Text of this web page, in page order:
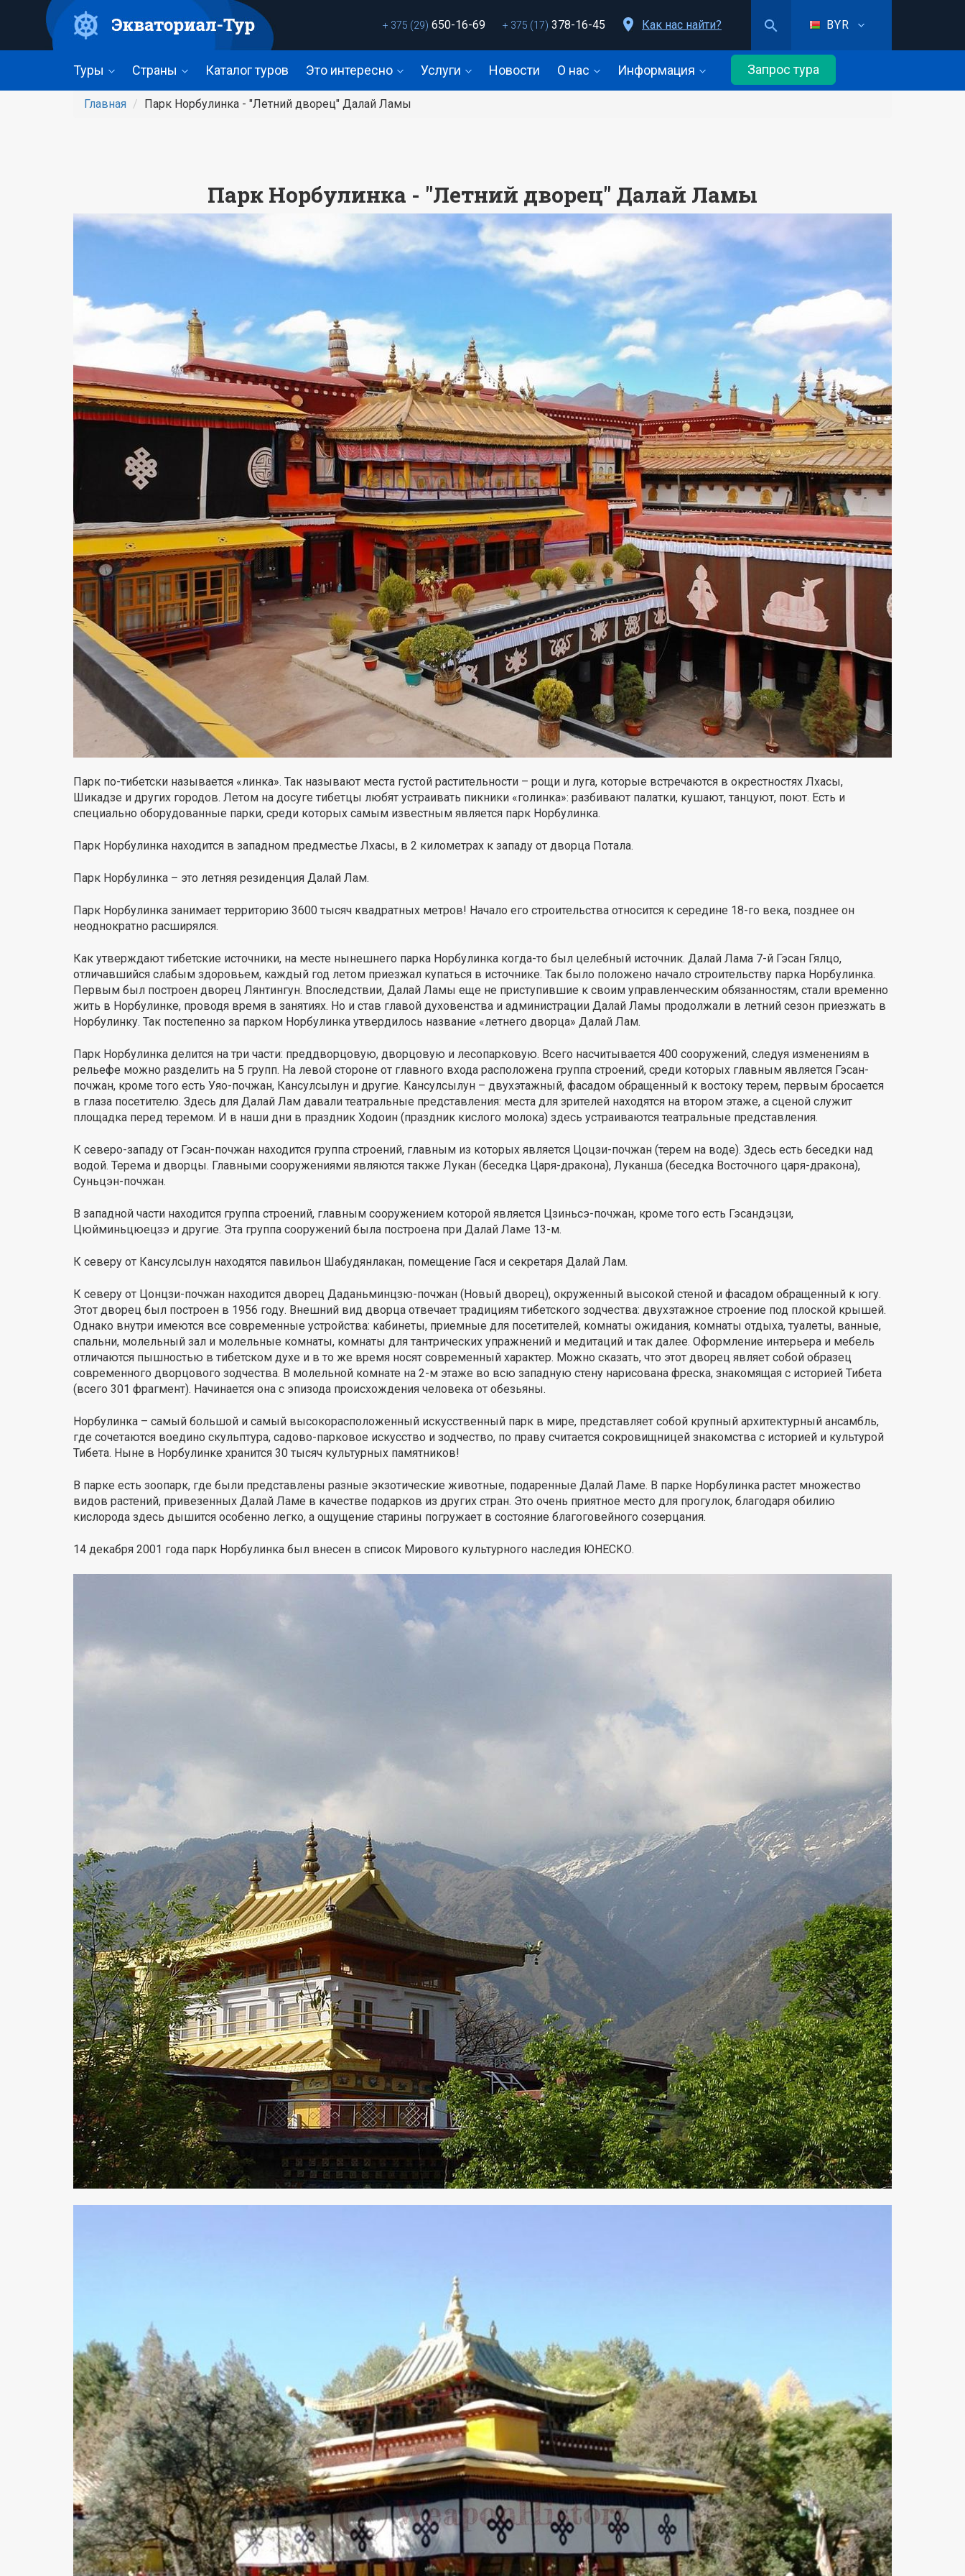
основному
содержанию
BYR
+ 375 (29) 650-16-69 + 375 (17) 378-16-45 Как нас найти?
Туры Страны Каталог туров Это интересно Услуги Новости О нас Информация Запрос тура
Главная Парк Норбулинка - "Летний дворец" Далай Ламы
Парк Норбулинка - "Летний дворец" Далай Ламы
Парк по-тибетски называется «линка». Так называют места густой растительности – рощи и луга, которые встречаются в окрестностях Лхасы,
Шикадзе и других городов. Летом на досуге тибетцы любят устраивать пикники «голинка»: разбивают палатки, кушают, танцуют, поют. Есть и
специально оборудованные парки, среди которых самым известным является парк Норбулинка.
Парк Норбулинка находится в западном предместье Лхасы, в 2 километрах к западу от дворца Потала.
Парк Норбулинка – это летняя резиденция Далай Лам.
Парк Норбулинка занимает территорию 3600 тысяч квадратных метров! Начало его строительства относится к середине 18-го века, позднее он
неоднократно расширялся.
Как утверждают тибетские источники, на месте нынешнего парка Норбулинка когда-то был целебный источник. Далай Лама 7-й Гэсан Гялцо,
отличавшийся слабым здоровьем, каждый год летом приезжал купаться в источнике. Так было положено начало строительству парка Норбулинка.
Первым был построен дворец Лянтингун. Впоследствии, Далай Ламы еще не приступившие к своим управленческим обязанностям, стали временно
жить в Норбулинке, проводя время в занятиях. Но и став главой духовенства и администрации Далай Ламы продолжали в летний сезон приезжать в
Норбулинку. Так постепенно за парком Норбулинка утвердилось название «летнего дворца» Далай Лам.
Парк Норбулинка делится на три части: преддворцовую, дворцовую и лесопарковую. Всего насчитывается 400 сооружений, следуя изменениям в
рельефе можно разделить на 5 групп. На левой стороне от главного входа расположена группа строений, среди которых главным является Гэсан-
почжан, кроме того есть Уяо-почжан, Кансулсылун и другие. Кансулсылун – двухэтажный, фасадом обращенный к востоку терем, первым бросается
в глаза посетителю. Здесь для Далай Лам давали театральные представления: места для зрителей находятся на втором этаже, а сценой служит
площадка перед теремом. И в наши дни в праздник Ходоин (праздник кислого молока) здесь устраиваются театральные представления.
К северо-западу от Гэсан-почжан находится группа строений, главным из которых является Цоцзи-почжан (терем на воде). Здесь есть беседки над
водой. Терема и дворцы. Главными сооружениями являются также Лукан (беседка Царя-дракона), Луканша (беседка Восточного царя-дракона),
Суньцэн-почжан.
В западной части находится группа строений, главным сооружением которой является Цзиньсэ-почжан, кроме того есть Гэсандэцзи,
Цюйминьцюецзэ и другие. Эта группа сооружений была построена при Далай Ламе 13-м.
К северу от Кансулсылун находятся павильон Шабудянлакан, помещение Гася и секретаря Далай Лам.
К северу от Цонцзи-почжан находится дворец Даданьминцзю-почжан (Новый дворец), окруженный высокой стеной и фасадом обращенный к югу.
Этот дворец был построен в 1956 году. Внешний вид дворца отвечает традициям тибетского зодчества: двухэтажное строение под плоской крышей.
Однако внутри имеются все современные устройства: кабинеты, приемные для посетителей, комнаты ожидания, комнаты отдыха, туалеты, ванные,
спальни, молельный зал и молельные комнаты, комнаты для тантрических упражнений и медитаций и так далее. Оформление интерьера и мебель
отличаются пышностью в тибетском духе и в то же время носят современный характер. Можно сказать, что этот дворец являет собой образец
современного дворцового зодчества. В молельной комнате на 2-м этаже во всю западную стену нарисована фреска, знакомящая с историей Тибета
(всего 301 фрагмент). Начинается она с эпизода происхождения человека от обезьяны.
Норбулинка – самый большой и самый высокорасположенный искусственный парк в мире, представляет собой крупный архитектурный ансамбль,
где сочетаются воедино скульптура, садово-парковое искусство и зодчество, по праву считается сокровищницей знакомства с историей и культурой
Тибета. Ныне в Норбулинке хранится 30 тысяч культурных памятников!
В парке есть зоопарк, где были представлены разные экзотические животные, подаренные Далай Ламе. В парке Норбулинка растет множество
видов растений, привезенных Далай Ламе в качестве подарков из других стран. Это очень приятное место для прогулок, благодаря обилию
кислорода здесь дышится особенно легко, а ощущение старины погружает в состояние благоговейного созерцания.
14 декабря 2001 года парк Норбулинка был внесен в список Мирового культурного наследия ЮНЕСКО.